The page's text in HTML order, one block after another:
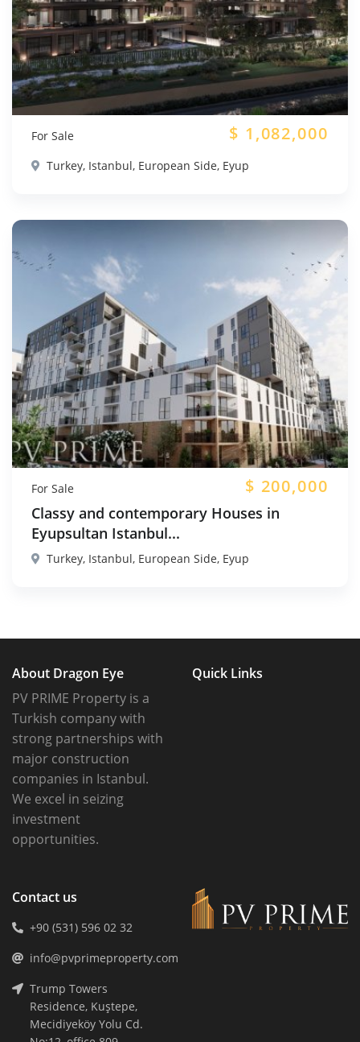
For Sale $ 1,082,000
Turkey, Istanbul, European Side, Eyup
For Sale $ 200,000
Classy and contemporary Houses in
Eyupsultan Istanbul...
Turkey, Istanbul, European Side, Eyup
About Dragon Eye
PV PRIME Property is a
Turkish company with
strong partnerships with
major construction
companies in Istanbul.
We excel in seizing
investment
opportunities.
Quick Links
Contact us
+90 (531) 596 02 32
info@pvprimeproperty.com
Trump Towers
Residence, Kuştepe,
Mecidiyeköy Yolu Cd.